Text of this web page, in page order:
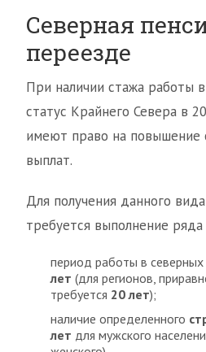
Северная
переезде
При наличии стажа работы
статус Крайнего Севера в
имеют право на повышение
выплат.
Для получения данного
требуется выполнение ряда
период работы в северных
лет (для регионов,
требуется 20 лет);
наличие определенного
лет для мужского